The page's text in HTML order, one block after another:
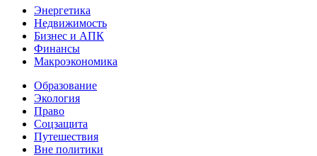
Энергетика
Недвижимость
Бизнес и АПК
Финансы
Макроэкономика
Образование
Экология
Право
Соцзащита
Путешествия
Вне политики